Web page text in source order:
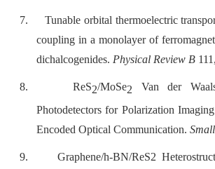
7.
Tunable orbital thermoelectric
coupling in a monolayer of
dichalcogenides. Physical Review B
8. ReS2/MoSe2 Van der
Photodetectors for Polarization
Encoded Optical Communication. Small
9.
Graphene/h-BN/ReS2